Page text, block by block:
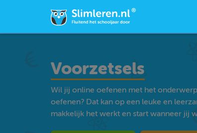
Voorzetsels
Wil jij online oefenen met het
oefenen? Dat kan op een leuke en
makkelijk het werkt en start wanneer jij